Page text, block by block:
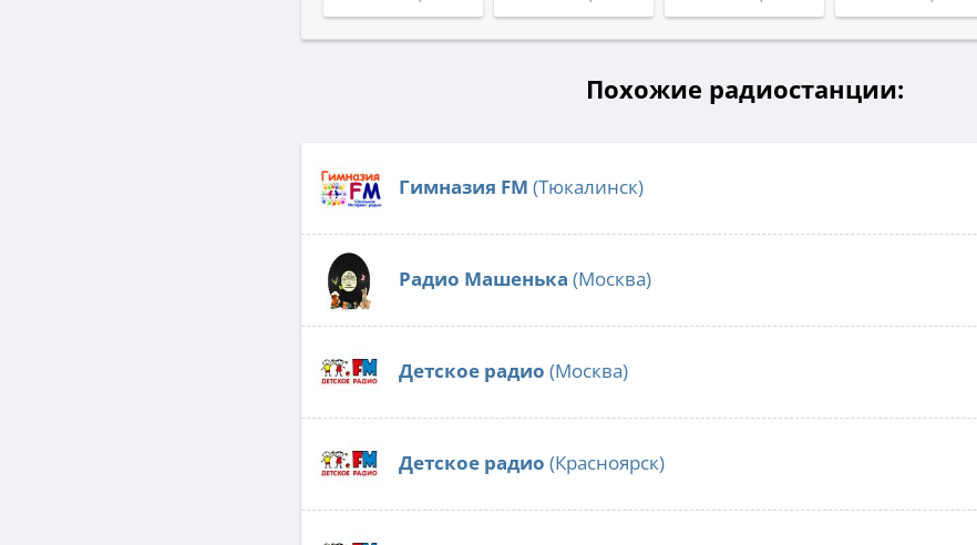
Похожие радиостанции:
Гимназия FM (Тюкалинск)
Радио Машенька (Москва)
Детское радио (Москва)
Детское радио (Красноярск)